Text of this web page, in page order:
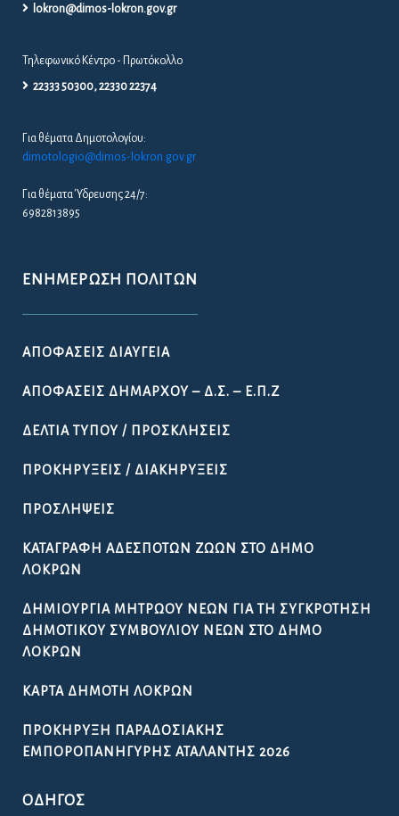
lokron@dimos-lokron.gov.gr
Τηλεφωνικό Κέντρο - Πρωτόκολλο
22333 50300, 22330 22374
Για θέματα Δημοτολογίου:
dimotologio@dimos-lokron.gov.gr
Για θέματα Ύδρευσης 24/7:
6982813895
ΕΝΗΜΈΡΩΣΗ ΠΟΛΙΤΏΝ
ΑΠΟΦΆΣΕΙΣ ΔΙΑΎΓΕΙΑ
ΑΠΟΦΆΣΕΙΣ ΔΗΜΆΡΧΟΥ – Δ.Σ. – Ε.Π.Ζ
ΔΕΛΤΊΑ ΤΎΠΟΥ / ΠΡΟΣΚΛΉΣΕΙΣ
ΠΡΟΚΗΡΎΞΕΙΣ / ΔΙΑΚΗΡΎΞΕΙΣ
ΠΡΟΣΛΉΨΕΙΣ
ΚΑΤΑΓΡΑΦΉ ΑΔΈΣΠΟΤΩΝ ΖΏΩΝ ΣΤΟ ΔΉΜΟ
ΛΟΚΡΏΝ
ΔΗΜΙΟΥΡΓΊΑ ΜΗΤΡΏΟΥ ΝΈΩΝ ΓΙΑ ΤΗ ΣΥΓΚΡΌΤΗΣΗ
ΔΗΜΟΤΙΚΟΎ ΣΥΜΒΟΥΛΊΟΥ ΝΈΩΝ ΣΤΟ ΔΉΜΟ
ΛΟΚΡΏΝ
ΚΆΡΤΑ ΔΗΜΌΤΗ ΛΟΚΡΏΝ
ΠΡΟΚΉΡΥΞΗ ΠΑΡΑΔΟΣΙΑΚΉΣ
ΕΜΠΟΡΟΠΑΝΉΓΥΡΗΣ ΑΤΑΛΆΝΤΗΣ 2026
ΟΔΗΓΌΣ